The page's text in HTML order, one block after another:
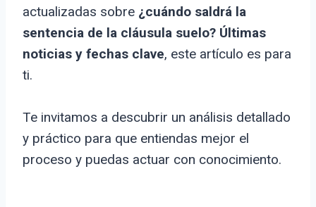
actualizadas sobre ¿cuándo saldrá la
sentencia de la cláusula suelo? Últimas
noticias y fechas clave, este artículo es para
ti.
Te invitamos a descubrir un análisis detallado
y práctico para que entiendas mejor el
proceso y puedas actuar con conocimiento.